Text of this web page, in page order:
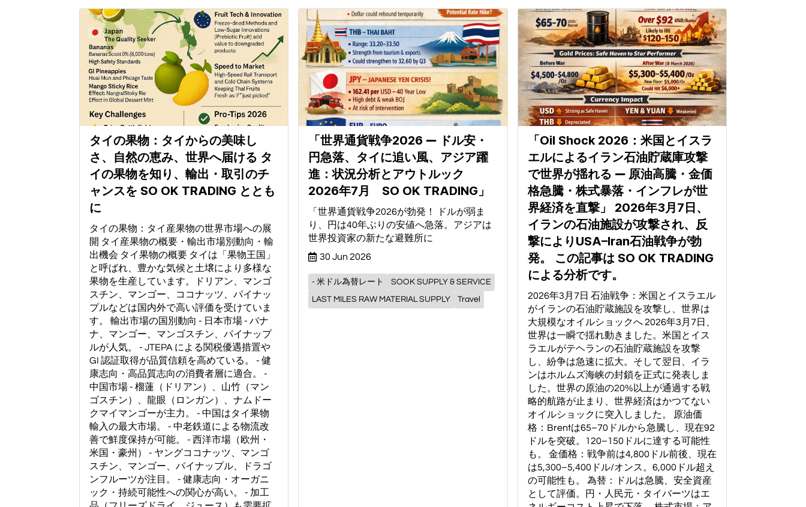
タイの果物：タイからの美味し
さ、自然の恵み、世界へ届ける タ
イの果物を知り、輸出・取引のチ
ャンスを SO OK TRADING ととも
に
タイの果物：タイ産果物の世界市場への展
開 タイ産果物の概要・輸出市場別動向・輸
出機会 タイ果物の概要 タイは「果物王国」
と呼ばれ、豊かな気候と土壌により多様な
果物を生産しています。ドリアン、マンゴ
スチン、マンゴー、ココナッツ、パイナッ
プルなどは国内外で高い評価を受けていま
す。 輸出市場の国別動向 - 日本市場 - バナ
ナ、マンゴー、マンゴスチン、パイナップ
ルが人気。 - JTEPA による関税優遇措置や
GI 認証取得が品質信頼を高めている。 - 健
康志向・高品質志向の消費者層に適合。 -
中国市場 - 榴蓮（ドリアン）、山竹（マン
ゴスチン）、龍眼（ロンガン）、ナムドー
クマイマンゴーが主力。 - 中国はタイ果物
輸入の最大市場。 - 中老鉄道による物流改
善で鮮度保持が可能。 - 西洋市場（欧州・
米国・豪州） - ヤングココナッツ、マンゴ
スチン、マンゴー、パイナップル、ドラゴ
ンフルーツが注目。 - 健康志向・オーガニ
ック・持続可能性への関心が高い。 - 加工
「世界通貨戦争2026 ― ドル安・
円急落、タイに追い風、アジア躍
進：状況分析とアウトルック
2026年7月 SO OK TRADING」
「世界通貨戦争2026が勃発！ ドルが弱ま
り、円は40年ぶりの安値へ急落。アジアは
世界投資家の新たな避難所に
30 Jun 2026
- 米ドル為替レート SOOK SUPPLY & SERVICE
LAST MILES RAW MATERIAL SUPPLY Travel
「Oil Shock 2026：米国とイスラ
エルによるイラン石油貯蔵庫攻撃
で世界が揺れる ― 原油高騰・金価
格急騰・株式暴落・インフレが世
界経済を直撃」 2026年3月7日、
イランの石油施設が攻撃され、反
撃によりUSA–Iran石油戦争が勃
発。 この記事は SO OK TRADING
による分析です。
2026年3月7日 石油戦争：米国とイスラエル
がイランの石油貯蔵施設を攻撃し、世界は
大規模なオイルショックへ 2026年3月7日、
世界は一瞬で揺れ動きました。米国とイス
ラエルがテヘランの石油貯蔵施設を攻撃
し、紛争は急速に拡大。そして翌日、イラ
ンはホルムズ海峡の封鎖を正式に発表しま
した。世界の原油の20%以上が通過する戦
略的航路が止まり、世界経済はかつてない
オイルショックに突入しました。 原油価
格：Brentは65–70ドルから急騰し、現在92
ドルを突破。120–150ドルに達する可能性
も。 金価格：戦争前は4,800ドル前後、現在
は5,300–5,400ドル/オンス。6,000ドル超え
の可能性も。 為替：ドルは急騰、安全資産
として評価。円・人民元・タイバーツはエ